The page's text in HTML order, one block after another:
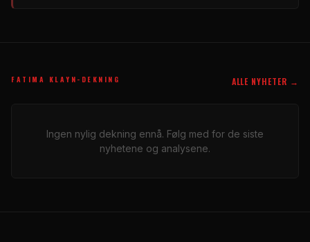
FATIMA KLAYN-DEKNING ALLE NYHETER →
Ingen nylig dekning ennå. Følg med for de siste
nyhetene og analysene.